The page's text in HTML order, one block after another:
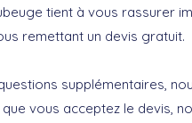
tient à vous rassurer
remettant un devis gratuit.
supplémentaires,
vous acceptez le devis,